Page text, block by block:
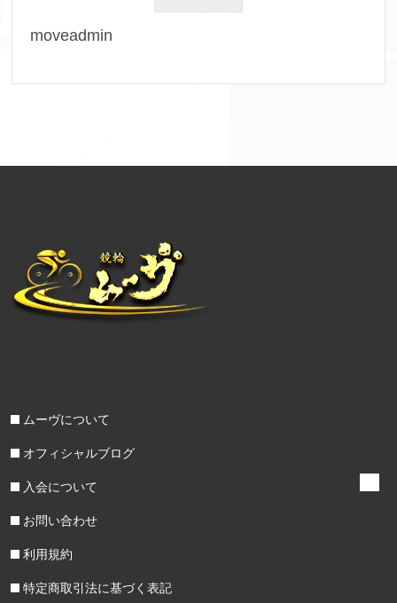
moveadmin
ムーヴについて
オフィシャルブログ
入会について
お問い合わせ
利用規約
特定商取引法に基づく表記